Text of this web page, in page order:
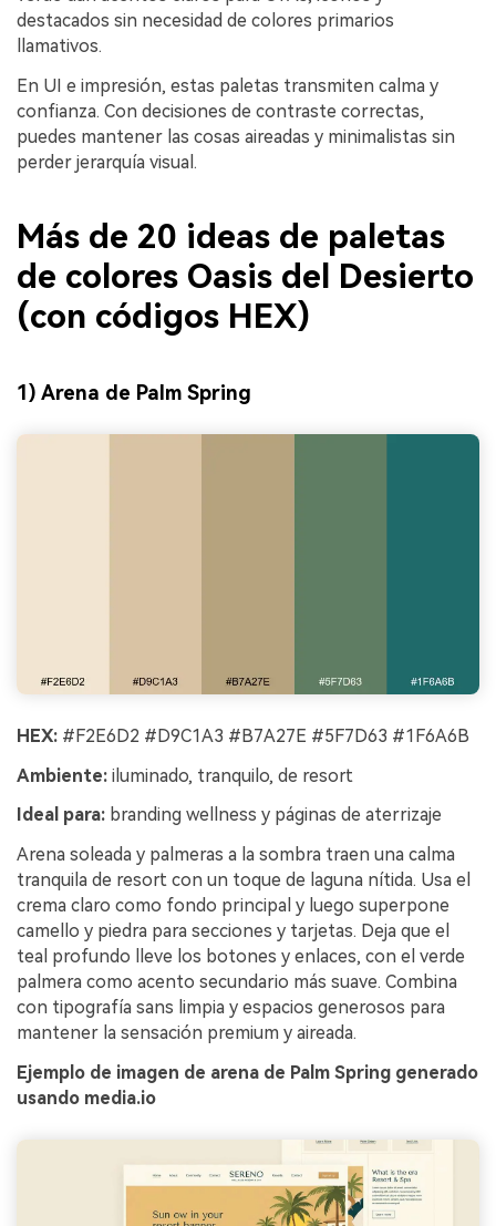
destacados sin necesidad de colores primarios
llamativos.
En UI e impresión, estas paletas transmiten calma y
confianza. Con decisiones de contraste correctas,
puedes mantener las cosas aireadas y minimalistas sin
perder jerarquía visual.
Más de 20 ideas de paletas
de colores Oasis del Desierto
(con códigos HEX)
1) Arena de Palm Spring
HEX: #F2E6D2 #D9C1A3 #B7A27E #5F7D63 #1F6A6B
Ambiente: iluminado, tranquilo, de resort
Ideal para: branding wellness y páginas de aterrizaje
Arena soleada y palmeras a la sombra traen una calma
tranquila de resort con un toque de laguna nítida. Usa el
crema claro como fondo principal y luego superpone
camello y piedra para secciones y tarjetas. Deja que el
teal profundo lleve los botones y enlaces, con el verde
palmera como acento secundario más suave. Combina
con tipografía sans limpia y espacios generosos para
mantener la sensación premium y aireada.
Ejemplo de imagen de arena de Palm Spring generado
usando media.io